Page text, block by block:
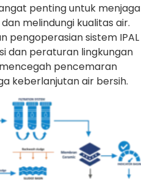
penting untuk menjaga
melindungi kualitas air.
pengoperasian sistem IPAL
dan peraturan lingkungan
pencemaran
keberlanjutan air bersih.